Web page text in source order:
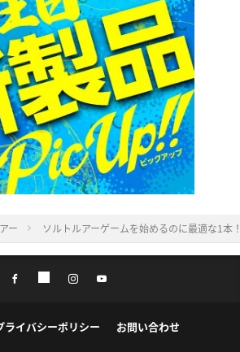
ー ソルトルアーゲームを始めるのに最適な1
ライバシーポリシー お問い合わせ